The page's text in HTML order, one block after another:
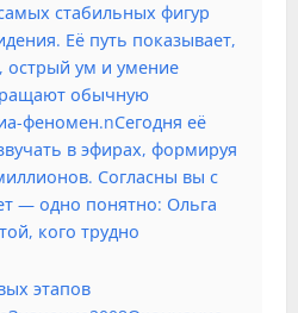
стабильных фигур
Её путь показывает,
острый ум и умение
обычную
феномен.nСегодня её
в эфирах, формируя
Согласны вы с
— одно понятно: Ольга
кого трудно
этапов